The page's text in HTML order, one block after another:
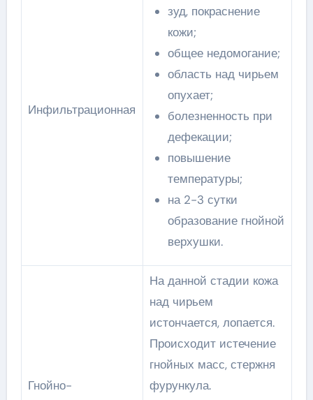
Инфильтрационная
зуд, покраснение
кожи;
общее недомогание;
область над чирьем
опухает;
болезненность при
дефекации;
повышение
температуры;
на 2-3 сутки
образование гнойной
верхушки.
Гнойно-
На данной стадии кожа
над чирьем
истончается, лопается.
Происходит истечение
гнойных масс, стержня
фурункула.